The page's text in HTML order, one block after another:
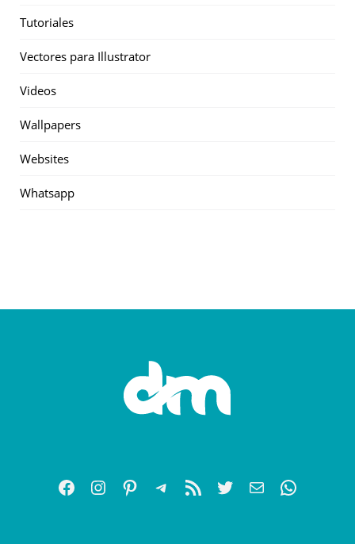
Tutoriales
Vectores para Illustrator
Videos
Wallpapers
Websites
Whatsapp